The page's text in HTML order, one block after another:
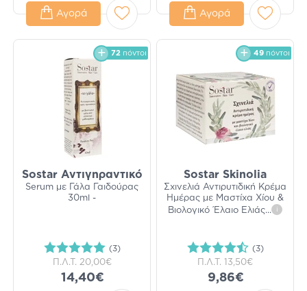
Αγορά Αγορά
72 πόντοι
Sostar Αντιγηραντικό
Serum με Γάλα Γαιδούρας
30ml -
(3)
Π.Λ.Τ. 20,00€
14,40€
49 πόντοι
Sostar Skinolia
Σχινελιά Αντιρυτιδική Κρέμα
Ημέρας με Μαστίχα Χίου &
Βιολογικό Έλαιο Ελιάς... i
(3)
Π.Λ.Τ. 13,50€
9,86€